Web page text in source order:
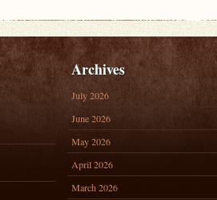
Archives
July 2026
June 2026
May 2026
April 2026
March 2026